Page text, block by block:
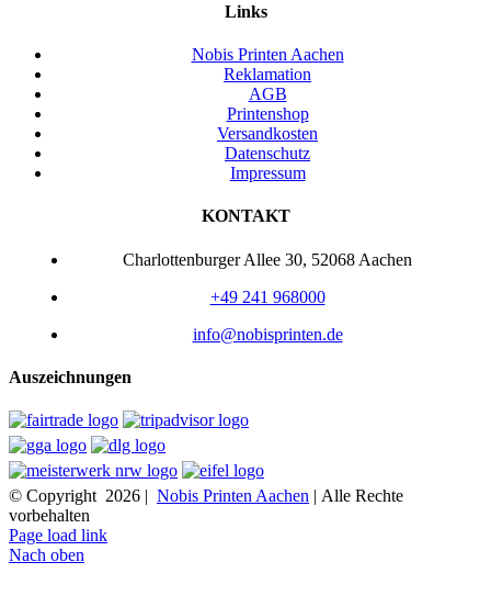
Links
Nobis Printen Aachen
Reklamation
AGB
Printenshop
Versandkosten
Datenschutz
Impressum
KONTAKT
Charlottenburger Allee 30, 52068 Aachen
+49 241 968000
info@nobisprinten.de
Auszeichnungen
© Copyright 2026 | Nobis Printen Aachen | Alle Rechte
vorbehalten
Page load link
Nach oben